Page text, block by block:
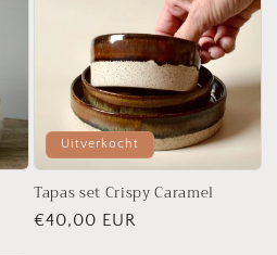
Uitverkocht
Tapas set Crispy Caramel
Normale
€40,00 EUR